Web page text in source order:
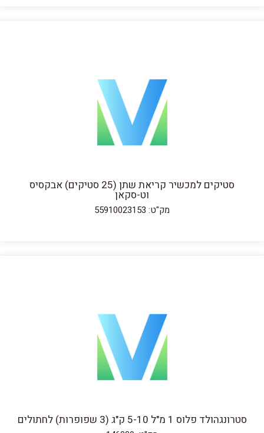
סטיקים למכשיר קריאת שתן (25 סטיקים) אבקסיס
וט-סקאן
מק"ט: 55910023153
סטרונגהולד פלוס 1 מ"ל 5-10 ק"ג (3 שפופרות) לחתולים